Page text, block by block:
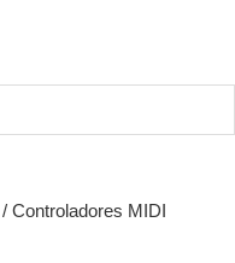
/ Controladores MIDI